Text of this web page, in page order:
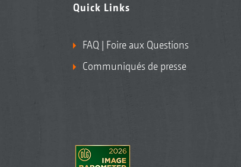
Quick Links
FAQ | Foire aux Questions
Communiqués de presse